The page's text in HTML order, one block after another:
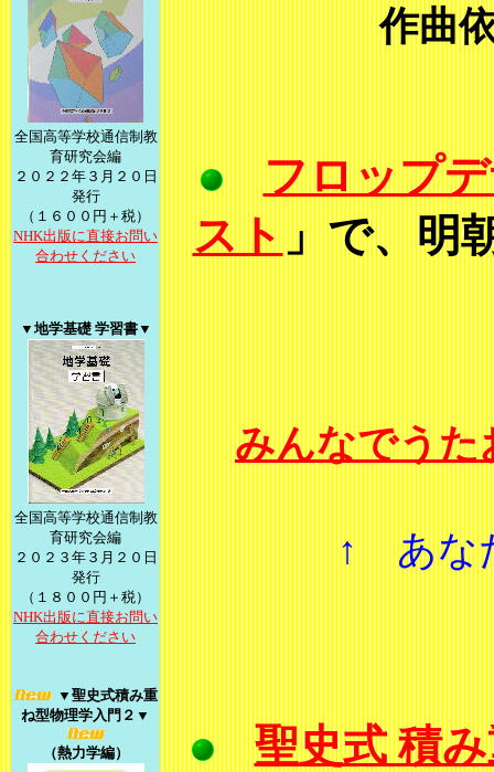
全国高等学校通信制教
育研究会編
２０２２年３月２０日
発行
（１６００円＋税）
NHK出版に直接お問い
合わせください
▼地学基礎 学習書▼
全国高等学校通信制教
育研究会編
２０２３年３月２０日
発行
（１８００円＋税）
NHK出版に直接お問い
合わせください
▼聖史式積み重
ね型物理学入門２ ▼
（熱力学編）
作曲
フロップ
スト 」で、
みんなでうた
↑ あな
聖史式 積